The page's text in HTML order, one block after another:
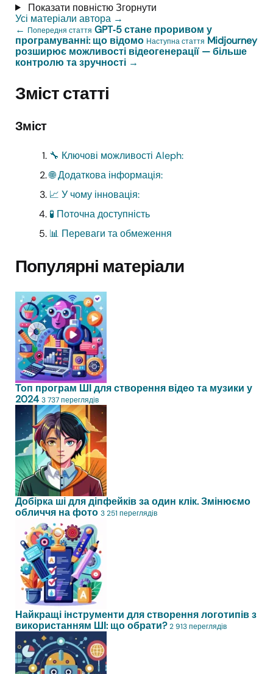
Показати повністюЗгорнути
Усі матеріали автора →
← Попередня стаття GPT‑5 стане проривом у
програмуванні: що відомо Наступна стаття Midjourney
розширює можливості відеогенерації — більше
контролю та зручності →
Зміст статті
Зміст
🔧 Ключові можливості Aleph:
🌐 Додаткова інформація:
📈 У чому інновація:
🧪 Поточна доступність
📊 Переваги та обмеження
Популярні матеріали
Топ програм ШІ для створення відео та музики у
2024 3 737 переглядів
Добірка ші для діпфейків за один клік. Змінюємо
обличчя на фото 3 251 переглядів
Найкращі інструменти для створення логотипів з
використанням ШІ: що обрати? 2 913 переглядів